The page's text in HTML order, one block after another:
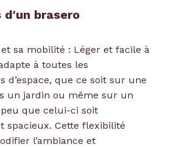
d'un brasero
sa mobilité : Léger et facile à
à toutes les
d’espace, que ce soit sur une
un jardin ou même sur un
que celui-ci soit
spacieux. Cette flexibilité
l’ambiance et